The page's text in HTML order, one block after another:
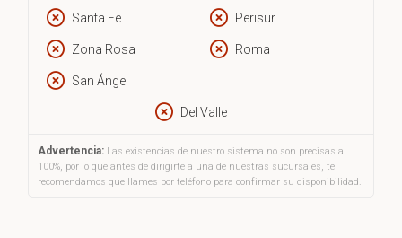
Santa Fe Perisur
Zona Rosa Roma
San Ángel
Del Valle
Advertencia: Las existencias de nuestro sistema no son precisas al
100%, por lo que antes de dirigirte a una de nuestras sucursales, te
recomendamos que llames por teléfono para confirmar su disponibilidad.